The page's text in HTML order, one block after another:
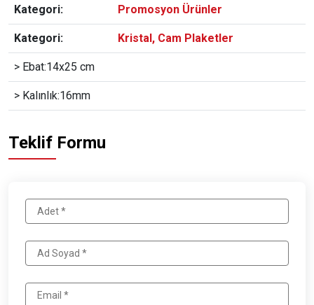
Kategori: Promosyon Ürünler
Kategori: Kristal, Cam Plaketler
> Ebat:14x25 cm
> Kalınlık:16mm
Teklif Formu